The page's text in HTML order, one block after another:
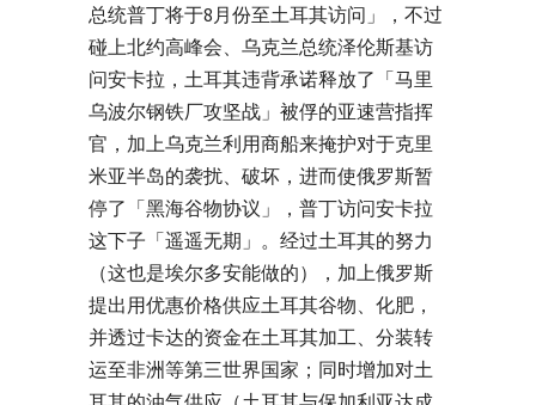
总统普丁将于8月份至土耳其访问」，不过
碰上北约高峰会、乌克兰总统泽伦斯基访
问安卡拉，土耳其违背承诺释放了「马里
乌波尔钢铁厂攻坚战」被俘的亚速营指挥
官，加上乌克兰利用商船来掩护对于克里
米亚半岛的袭扰、破坏，进而使俄罗斯暂
停了「黑海谷物协议」，普丁访问安卡拉
这下子「遥遥无期」。经过土耳其的努力
（这也是埃尔多安能做的），加上俄罗斯
提出用优惠价格供应土耳其谷物、化肥，
并透过卡达的资金在土耳其加工、分装转
运至非洲等第三世界国家；同时增加对土